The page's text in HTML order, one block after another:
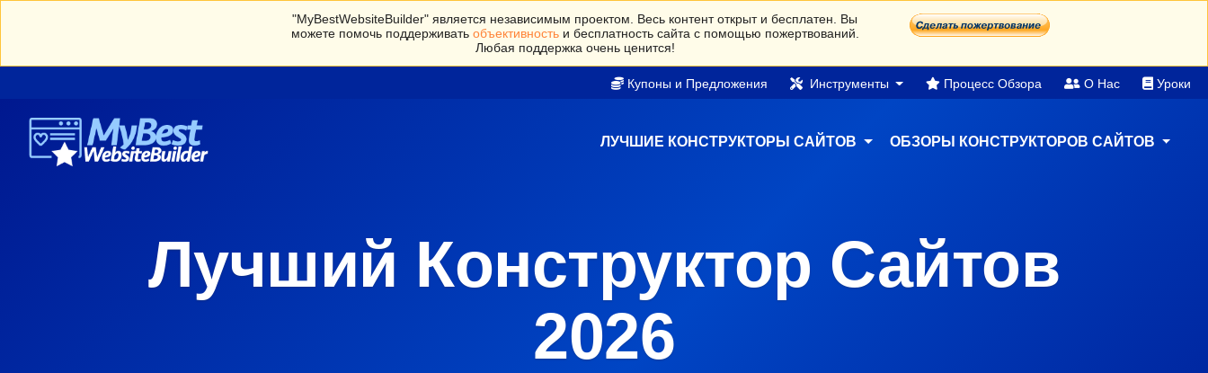
"MyBestWebsiteBuilder" является независимым проектом. Весь контент открыт и бесплатен. Вы
можете помочь поддерживать объективностьи бесплатность сайта с помощью пожертвований.
Любая поддержка очень ценится!
Купоны и Предложения Инструменты Процесс Обзора О Нас Уроки
ЛУЧШИЕ КОНСТРУКТОРЫ САЙТОВ ОБЗОРЫ КОНСТРУКТОРОВ САЙТОВ
Лучший Конструктор Сайтов
2026